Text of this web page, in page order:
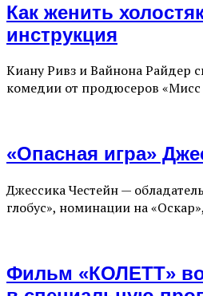
Как женить
инструкция
Киану Ривз и Вайнона Райдер
комедии от продюсеров
«Опасная игра»
Джессика Честейн —
глобус», номинации на
Фильм «КОЛЕТТ»